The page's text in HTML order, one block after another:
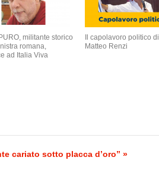
militante storico
romana,
ad Italia Viva
Il capolavoro politico di
Matteo Renzi
cariato sotto placca d’oro” »